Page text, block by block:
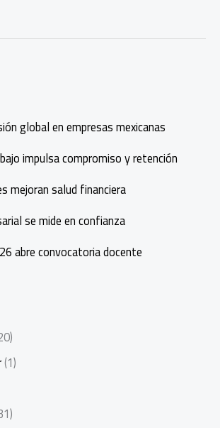
global en empresas mexicanas
impulsa compromiso y retención
mejoran salud financiera
se mide en confianza
abre convocatoria docente
(1)